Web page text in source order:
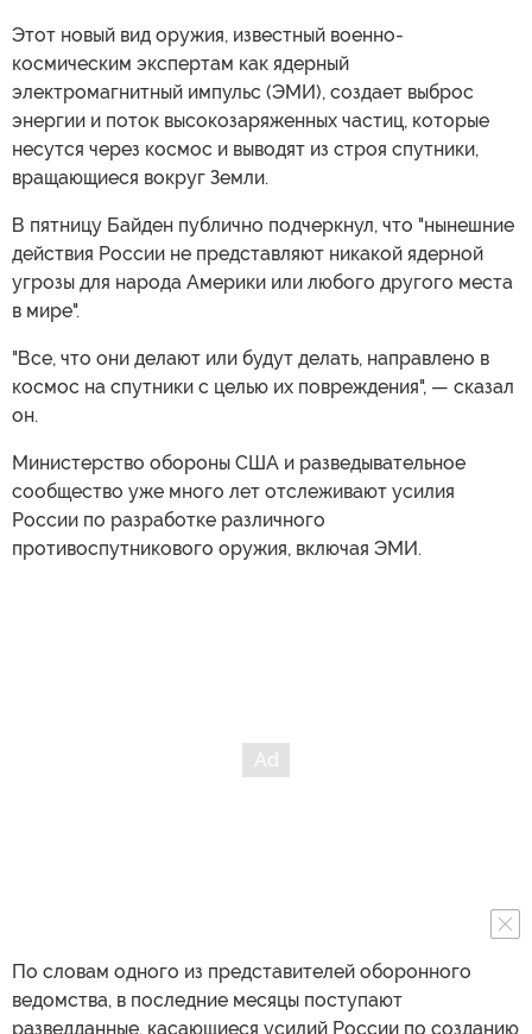
Этот новый вид оружия, известный военно-
космическим экспертам как ядерный
электромагнитный импульс (ЭМИ), создает выброс
энергии и поток высокозаряженных частиц, которые
несутся через космос и выводят из строя спутники,
вращающиеся вокруг Земли.
В пятницу Байден публично подчеркнул, что "нынешние
действия России не представляют никакой ядерной
угрозы для народа Америки или любого другого места
в мире".
"Все, что они делают или будут делать, направлено в
космос на спутники с целью их повреждения", — сказал
он.
Министерство обороны США и разведывательное
сообщество уже много лет отслеживают усилия
России по разработке различного
противоспутникового оружия, включая ЭМИ.
По словам одного из представителей оборонного
ведомства, в последние месяцы поступают
разведданные, касающиеся усилий России по созданию